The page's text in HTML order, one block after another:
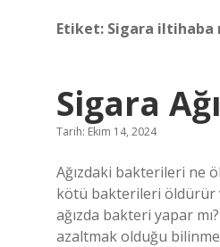
Etiket: Sigara iltihaba
Sigara
Tarih: Ekim 14, 2024
Ağızdaki bakterileri ne
kötü bakterileri öldürür
ağızda bakteri yapar
azaltmak olduğu